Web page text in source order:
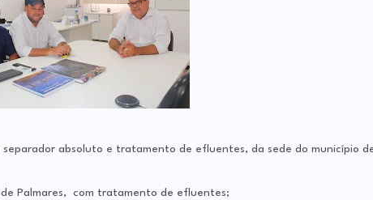
absoluto e tratamento de efluentes, da sede do município
Palmares, com tratamento de efluentes;